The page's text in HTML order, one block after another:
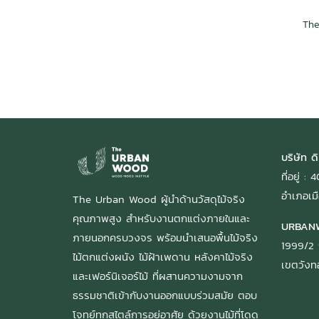
The Urban Wood ผู้นำด้านวัสดุไม้จริง
คุณภาพสูง สำหรับงานตกแต่งภายในและ
ภายนอกครบวงจร พร้อมนำเสนอพื้นไม้จริง
ไม้ตกแต่งผนัง ไม้ฝ้าเพดาน หลังคาไม้จริง
และเฟอร์นิเจอร์ไม้ ที่ผสานความงามจาก
ธรรมชาติเข้ากับงานออกแบบร่วมสมัย ตอบ
โจทย์ทุกสไตล์การอยู่อาศัย ด้วยงานไม้ที่โดด
บริษัท
ที่อยู่ :
อำเภอ
1999/2
เขตวัง